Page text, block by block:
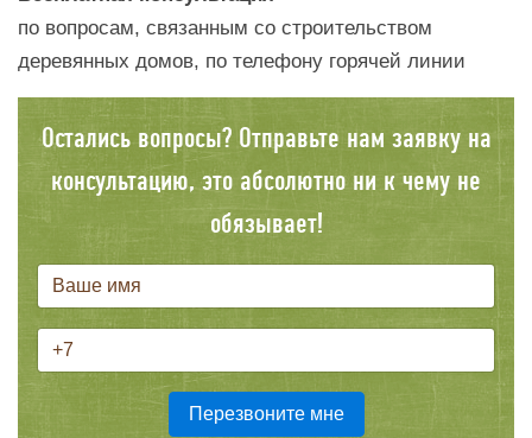
по вопросам, связанным со строительством
деревянных домов, по телефону горячей линии
Остались вопросы? Отправьте нам заявку на
консультацию, это абсолютно ни к чему не
обязывает!